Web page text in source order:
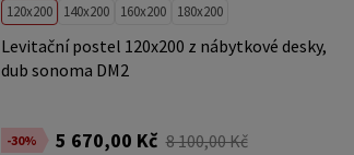
120x200 140x200 160x200 180x200
Levitační postel 120x200 z nábytkové desky,
dub sonoma DM2
-30% 5 670,00 Kč 8 100,00 Kč